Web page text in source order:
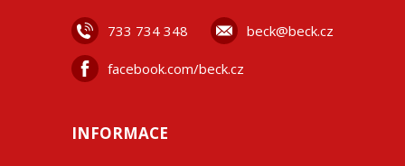
733 734 348 beck@beck.cz
facebook.com/beck.cz
INFORMACE